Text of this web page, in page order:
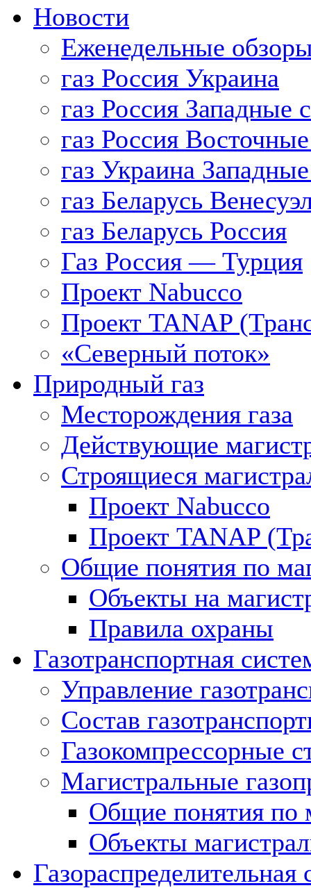
Новости
Еженедельные
газ Россия Украина
газ Россия Западные
газ Россия
газ Украина
газ Беларусь
газ Беларусь Россия
Газ Россия — Турция
Проект Nabucco
Проект TANAP
«Северный поток»
Природный газ
Месторождения газа
Действующие
Строящиеся
Проект Nabucco
Проект TANAP
Общие понятия по
Объекты на
Правила охраны
Газотранспортная
Управление
Состав
Газокомпрессорные
Магистральные
Общие понятия по
Объекты
Газораспределительная